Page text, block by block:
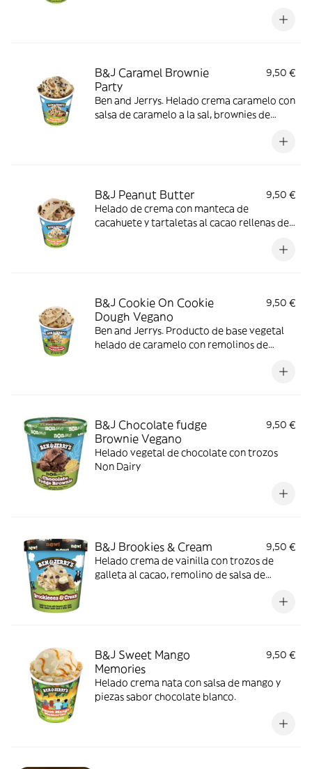
B&J Caramel Brownie
Party
9,50 €
Ben and Jerrys. Helado crema caramelo con
salsa de caramelo a la sal, brownies de
B&J Peanut Butter
9,50 €
Helado de crema con manteca de
cacahuete y tartaletas al cacao rellenas de
B&J Cookie On Cookie
Dough Vegano
9,50 €
Ben and Jerrys. Producto de base vegetal
helado de caramelo con remolinos de
B&J Chocolate fudge
Brownie Vegano
9,50 €
Helado vegetal de chocolate con trozos
Non Dairy
B&J Brookies & Cream
9,50 €
Helado crema de vainilla con trozos de
galleta al cacao, remolino de salsa de
B&J Sweet Mango
Memories
9,50 €
Helado crema nata con salsa de mango y
piezas sabor chocolate blanco.